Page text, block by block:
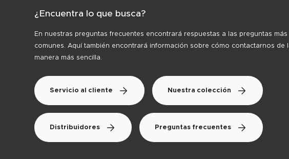
¿Encuentra lo que busca?
En nuestras preguntas frecuentes encontrará respuestas a las preguntas más
comunes. Aquí también encontrará información sobre cómo contactarnos de
manera más sencilla.
Servicio al cliente Nuestra colección
Distribuidores Preguntas frecuentes